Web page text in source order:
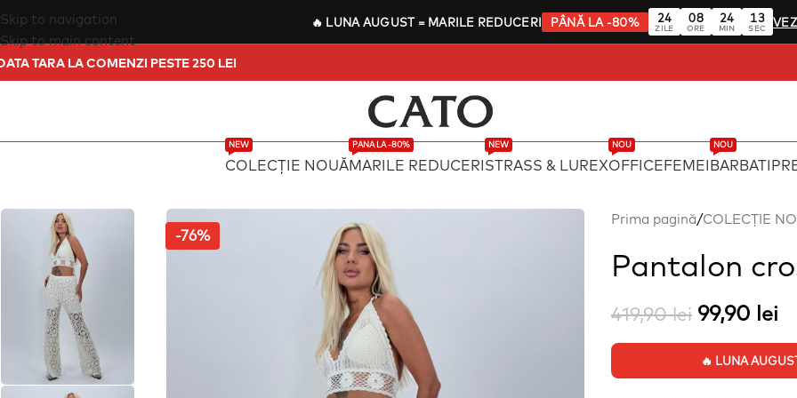
🔥 LUNA AUGUST= MARILE REDUCERI PÂNĂ LA -80% 24
ZILE
08
ORE
24
MIN
12
SEC
Skip to navigation
Skip to main content
IN TOATA TARA LA COMENZI PESTE 250 LEI
COLECȚIE NOUĂ
NEW
MARILE REDUCERI
PANA LA -80%
STRASS & LUREX
NEW
OFFICE
NOU
FEMEIBARBATI
NOU
-76%
Prima pagină/COLECȚIE
Pantalon
419,90lei 99,90 lei
🔥 LUNA